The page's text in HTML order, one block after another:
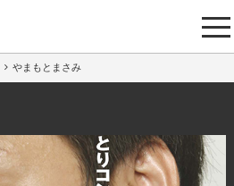
やまもとまさみ